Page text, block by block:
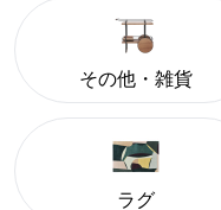
その他・雑貨
ラグ